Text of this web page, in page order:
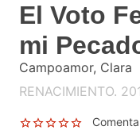
El Voto
mi
Campoamor, Clara
RENACIMIENTO.